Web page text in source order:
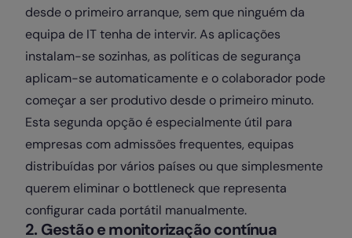
desde o primeiro arranque, sem que ninguém da
equipa de IT tenha de intervir. As aplicações
instalam-se sozinhas, as políticas de segurança
aplicam-se automaticamente e o colaborador pode
começar a ser produtivo desde o primeiro minuto.
Esta segunda opção é especialmente útil para
empresas com admissões frequentes, equipas
distribuídas por vários países ou que simplesmente
querem eliminar o bottleneck que representa
configurar cada portátil manualmente.
2. Gestão e monitorização contínua